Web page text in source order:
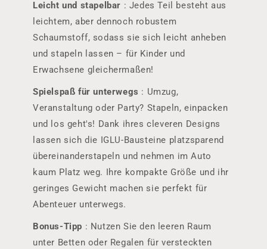
Leicht und stapelbar : Jedes Teil besteht aus
leichtem, aber dennoch robustem
Schaumstoff, sodass sie sich leicht anheben
und stapeln lassen – für Kinder und
Erwachsene gleichermaßen!
Spielspaß für unterwegs : Umzug,
Veranstaltung oder Party? Stapeln, einpacken
und los geht's! Dank ihres cleveren Designs
lassen sich die IGLU-Bausteine ​​platzsparend
übereinanderstapeln und nehmen im Auto
kaum Platz weg. Ihre kompakte Größe und ihr
geringes Gewicht machen sie perfekt für
Abenteuer unterwegs.
Bonus-Tipp : Nutzen Sie den leeren Raum
unter Betten oder Regalen für versteckten